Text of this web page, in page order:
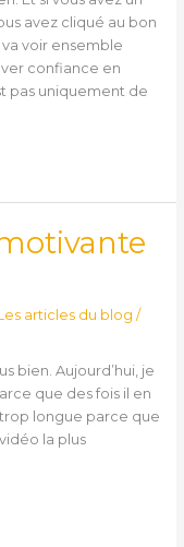
avez cliqué au bon
voir ensemble
confiance en
pas uniquement de
articles du blog /
bien. Aujourd’hui, je
que des fois il en
trop longue parce que
la plus